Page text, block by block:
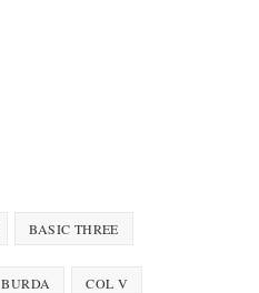
BASIC THREE
BURDA COL V